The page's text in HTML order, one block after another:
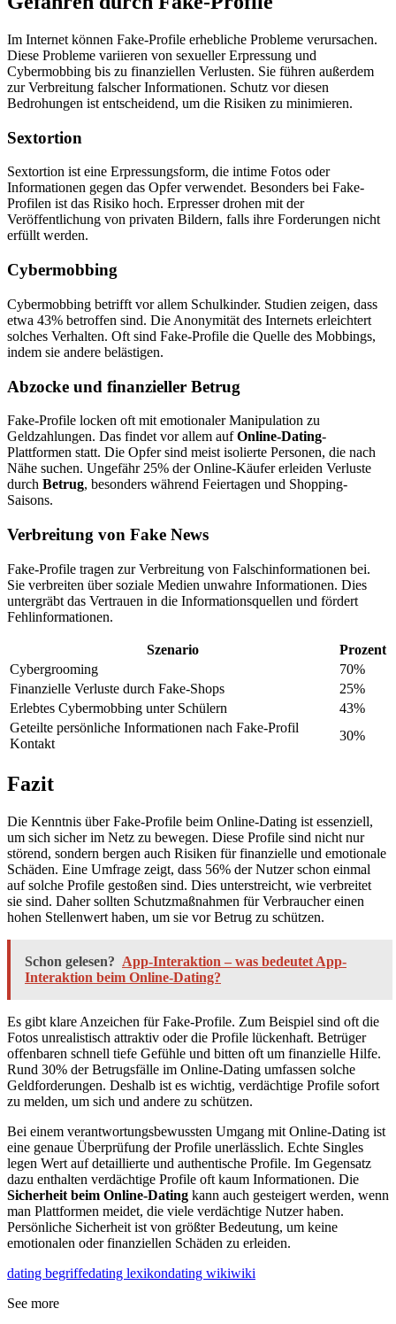
Im Internet können Fake-Profile erhebliche Probleme verursachen.
Diese Probleme variieren von sexueller Erpressung und
Cybermobbing bis zu finanziellen Verlusten. Sie führen außerdem
zur Verbreitung falscher Informationen. Schutz vor diesen
Bedrohungen ist entscheidend, um die Risiken zu minimieren.
Sextortion
Sextortion ist eine Erpressungsform, die intime Fotos oder
Informationen gegen das Opfer verwendet. Besonders bei Fake-
Profilen ist das Risiko hoch. Erpresser drohen mit der
Veröffentlichung von privaten Bildern, falls ihre Forderungen nicht
erfüllt werden.
Cybermobbing
Cybermobbing betrifft vor allem Schulkinder. Studien zeigen, dass
etwa 43% betroffen sind. Die Anonymität des Internets erleichtert
solches Verhalten. Oft sind Fake-Profile die Quelle des Mobbings,
indem sie andere belästigen.
Abzocke und finanzieller Betrug
Fake-Profile locken oft mit emotionaler Manipulation zu
Geldzahlungen. Das findet vor allem aufOnline-Dating-
Plattformen statt. Die Opfer sind meist isolierte Personen, die nach
Nähe suchen. Ungefähr 25% der Online-Käufer erleiden Verluste
durch Betrug, besonders während Feiertagen und Shopping-
Saisons.
Verbreitung von Fake News
Fake-Profile tragen zur Verbreitung von Falschinformationen bei.
Sie verbreiten über soziale Medien unwahre Informationen. Dies
untergräbt das Vertrauen in die Informationsquellen und fördert
Fehlinformationen.
Szenario
Prozent
Cybergrooming
70%
Finanzielle Verluste durch Fake-Shops
25%
Erlebtes Cybermobbing unter Schülern
43%
Geteilte persönliche Informationen nach Fake-Profil
Kontakt
30%
Fazit
Die Kenntnis über Fake-Profile beim Online-Dating ist essenziell,
um sich sicher im Netz zu bewegen. Diese Profile sind nicht nur
störend, sondern bergen auch Risiken für finanzielle und emotionale
Schäden. Eine Umfrage zeigt, dass 56% der Nutzer schon einmal
auf solche Profile gestoßen sind. Dies unterstreicht, wie verbreitet
sie sind. Daher sollten Schutzmaßnahmen für Verbraucher einen
hohen Stellenwert haben, um sie vor Betrug zu schützen.
Schon gelesen? App-Interaktion – was bedeutet App-
Interaktion beim Online-Dating?
Es gibt klare Anzeichen für Fake-Profile. Zum Beispiel sind oft die
Fotos unrealistisch attraktiv oder die Profile lückenhaft. Betrüger
offenbaren schnell tiefe Gefühle und bitten oft um finanzielle Hilfe.
Rund 30% der Betrugsfälle im Online-Dating umfassen solche
Geldforderungen. Deshalb ist es wichtig, verdächtige Profile sofort
zu melden, um sich und andere zu schützen.
Bei einem verantwortungsbewussten Umgang mit Online-Dating ist
eine genaue Überprüfung der Profile unerlässlich. Echte Singles
legen Wert auf detaillierte und authentische Profile. Im Gegensatz
dazu enthalten verdächtige Profile oft kaum Informationen. Die
Sicherheit beim Online-Dating kann auch gesteigert werden, wenn
man Plattformen meidet, die viele verdächtige Nutzer haben.
Persönliche Sicherheit ist von größter Bedeutung, um keine
emotionalen oder finanziellen Schäden zu erleiden.
dating begriffedating lexikondating wikiwiki
See more